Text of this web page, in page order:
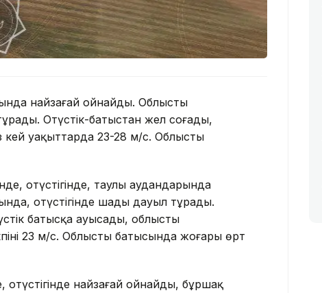
найзағай ойнайды. Облыстың
Оңтүстік-батыстан жел соғады,
кей уақыттарда 23-28 м/с. Облыстың
оңтүстігінде, таулы аудандарында
оңтүстігінде шаңды дауыл тұрады.
батысқа ауысады, облыстың
23 м/с. Облыстың батысында жоғары өрт
оңтүстігінде найзағай ойнайды, бұршақ